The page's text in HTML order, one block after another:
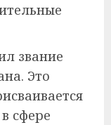
звание
Это
сфере